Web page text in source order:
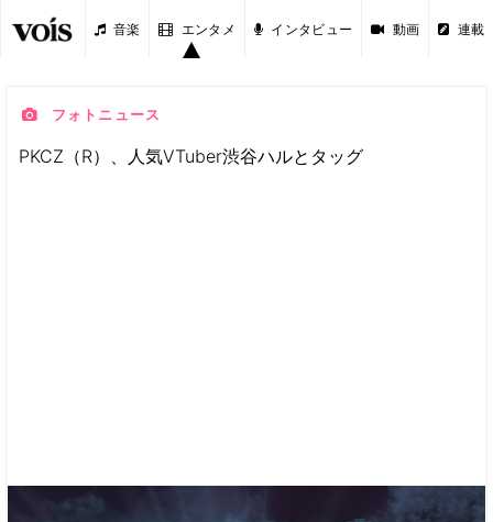
音楽 エンタメ インタビュー 動画 連載
フォトニュース
PKCZ（R）、人気VTuber渋谷ハルとタッグ